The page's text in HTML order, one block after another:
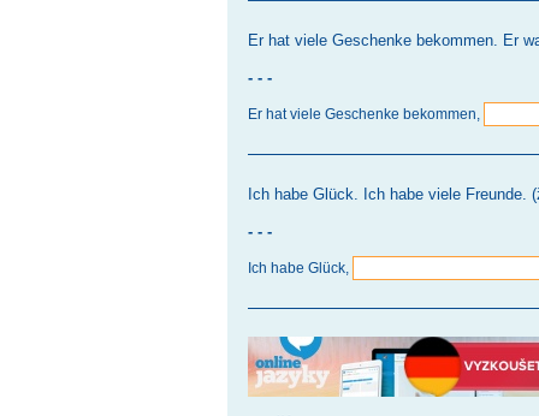
Er hat viele Geschenke bekommen. Er
- - -
Er hat viele Geschenke bekommen,
Ich habe Glück. Ich habe viele Freunde.
- - -
Ich habe Glück,